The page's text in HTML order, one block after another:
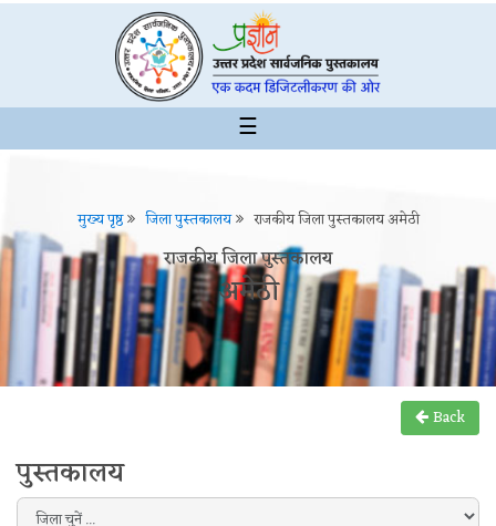
☰
मुख्य पृष्ठ जिला पुस्तकालय राजकीय जिला पुस्तकालय अमेठी
राजकीय जिला पुस्तकालय
अमेठी
Back
पुस्तकालय